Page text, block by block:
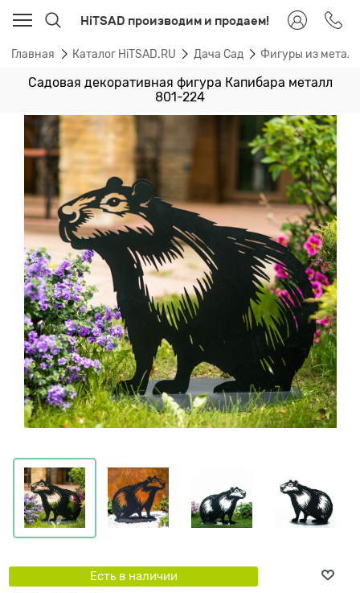
HiTSAD производим и продаем!
Главная Каталог HiTSAD.RU Дача Сад Фигуры из
Садовая декоративная фигура Капибара металл
801-224
Есть в наличии